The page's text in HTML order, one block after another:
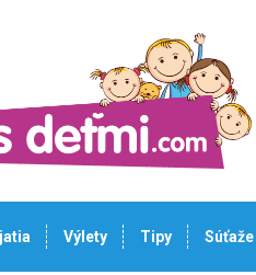
Výlety Tipy Súťaže